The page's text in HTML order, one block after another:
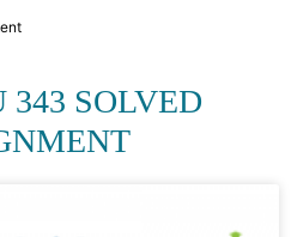
343 SOLVED